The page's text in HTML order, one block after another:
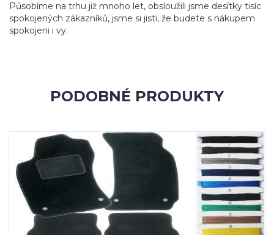
Působíme na trhu již mnoho let, obsloužili jsme desítky tisíc
spokojených zákazníků, jsme si jisti, že budete s nákupem
spokojeni i vy.
PODOBNÉ PRODUKTY